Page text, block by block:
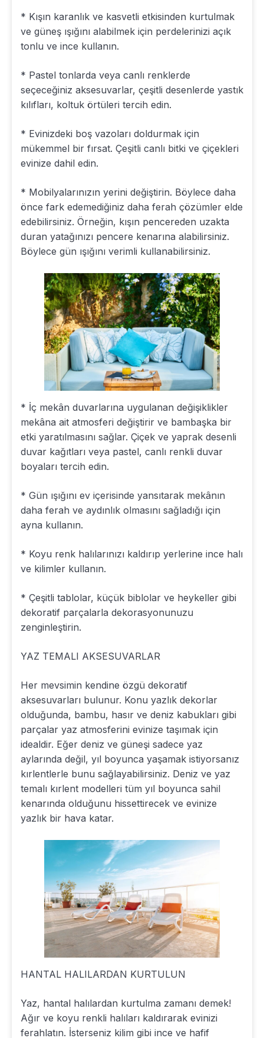
* Kışın karanlık ve kasvetli etkisinden kurtulmak
ve güneş ışığını alabilmek için perdelerinizi açık
tonlu ve ince kullanın.
* Pastel tonlarda veya canlı renklerde
seçeceğiniz aksesuvarlar, çeşitli desenlerde yastık
kılıfları, koltuk örtüleri tercih edin.
* Evinizdeki boş vazoları doldurmak için
mükemmel bir fırsat. Çeşitli canlı bitki ve çiçekleri
evinize dahil edin.
* Mobilyalarınızın yerini değiştirin. Böylece daha
önce fark edemediğiniz daha ferah çözümler elde
edebilirsiniz. Örneğin, kışın pencereden uzakta
duran yatağınızı pencere kenarına alabilirsiniz.
Böylece gün ışığını verimli kullanabilirsiniz.
* İç mekân duvarlarına uygulanan değişiklikler
mekâna ait atmosferi değiştirir ve bambaşka bir
etki yaratılmasını sağlar. Çiçek ve yaprak desenli
duvar kağıtları veya pastel, canlı renkli duvar
boyaları tercih edin.
* Gün ışığını ev içerisinde yansıtarak mekânın
daha ferah ve aydınlık olmasını sağladığı için
ayna kullanın.
* Koyu renk halılarınızı kaldırıp yerlerine ince halı
ve kilimler kullanın.
* Çeşitli tablolar, küçük biblolar ve heykeller gibi
dekoratif parçalarla dekorasyonunuzu
zenginleştirin.
YAZ TEMALI AKSESUVARLAR
Her mevsimin kendine özgü dekoratif
aksesuvarları bulunur. Konu yazlık dekorlar
olduğunda, bambu, hasır ve deniz kabukları gibi
parçalar yaz atmosferini evinize taşımak için
idealdir. Eğer deniz ve güneşi sadece yaz
aylarında değil, yıl boyunca yaşamak istiyorsanız
kırlentlerle bunu sağlayabilirsiniz. Deniz ve yaz
temalı kırlent modelleri tüm yıl boyunca sahil
kenarında olduğunu hissettirecek ve evinize
yazlık bir hava katar.
HANTAL HALILARDAN KURTULUN
Yaz, hantal halılardan kurtulma zamanı demek!
Ağır ve koyu renkli halıları kaldırarak evinizi
ferahlatın. İsterseniz kilim gibi ince ve hafif